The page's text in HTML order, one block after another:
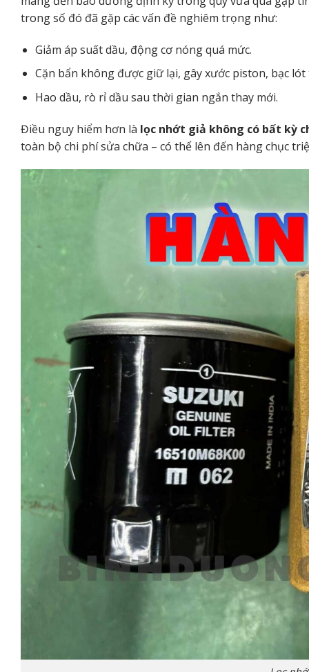
trong số đó đã gặp các vấn đề nghiêm trọng như:
Giảm áp suất dầu, động cơ nóng quá mức.
Cặn bẩn không được giữ lại, gây xước piston, bạc
Hao dầu, rò rỉ dầu sau thời gian ngắn thay mới.
Điều nguy hiểm hơn là lọc nhớt giả không có bất kỳ
toàn bộ chi phí sửa chữa – có thể lên đến hàng chục